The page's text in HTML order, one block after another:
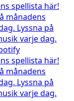
spellista här!
månadens
Lyssna på
varje dag.
spellista här!
månadens
Lyssna på
varje dag.